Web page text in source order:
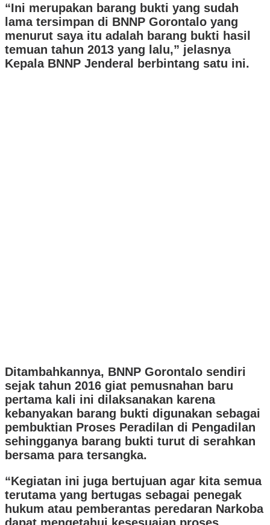
“Ini merupakan barang bukti yang sudah
lama tersimpan di BNNP Gorontalo yang
menurut saya itu adalah barang bukti hasil
temuan tahun 2013 yang lalu,” jelasnya
Kepala BNNP Jenderal berbintang satu ini.
Ditambahkannya, BNNP Gorontalo sendiri
sejak tahun 2016 giat pemusnahan baru
pertama kali ini dilaksanakan karena
kebanyakan barang bukti digunakan sebagai
pembuktian Proses Peradilan di Pengadilan
sehingganya barang bukti turut di serahkan
bersama para tersangka.
“Kegiatan ini juga bertujuan agar kita semua
terutama yang bertugas sebagai penegak
hukum atau pemberantas peredaran Narkoba